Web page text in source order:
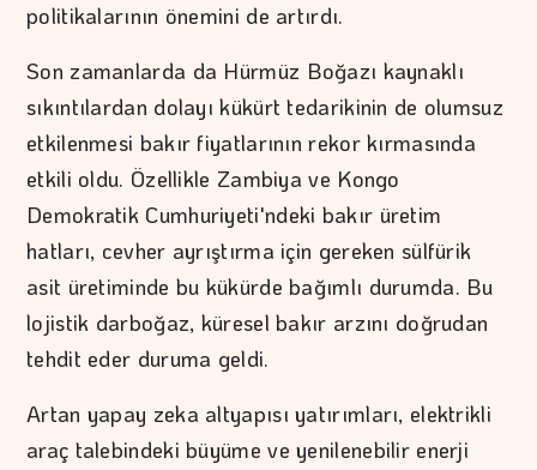
politikalarının önemini de artırdı.
Son zamanlarda da Hürmüz Boğazı kaynaklı
sıkıntılardan dolayı kükürt tedarikinin de olumsuz
etkilenmesi bakır fiyatlarının rekor kırmasında
etkili oldu. Özellikle Zambiya ve Kongo
Demokratik Cumhuriyeti'ndeki bakır üretim
hatları, cevher ayrıştırma için gereken sülfürik
asit üretiminde bu kükürde bağımlı durumda. Bu
lojistik darboğaz, küresel bakır arzını doğrudan
tehdit eder duruma geldi.
Artan yapay zeka altyapısı yatırımları, elektrikli
araç talebindeki büyüme ve yenilenebilir enerji